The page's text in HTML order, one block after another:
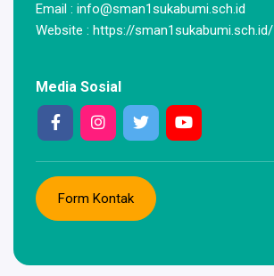
Email : info@sman1sukabumi.sch.id
Website : https://sman1sukabumi.sch.id/
Media Sosial
Form Kontak